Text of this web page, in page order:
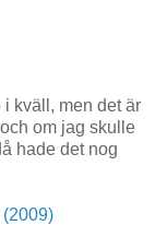
kväll, men det är
om jag skulle
hade det nog